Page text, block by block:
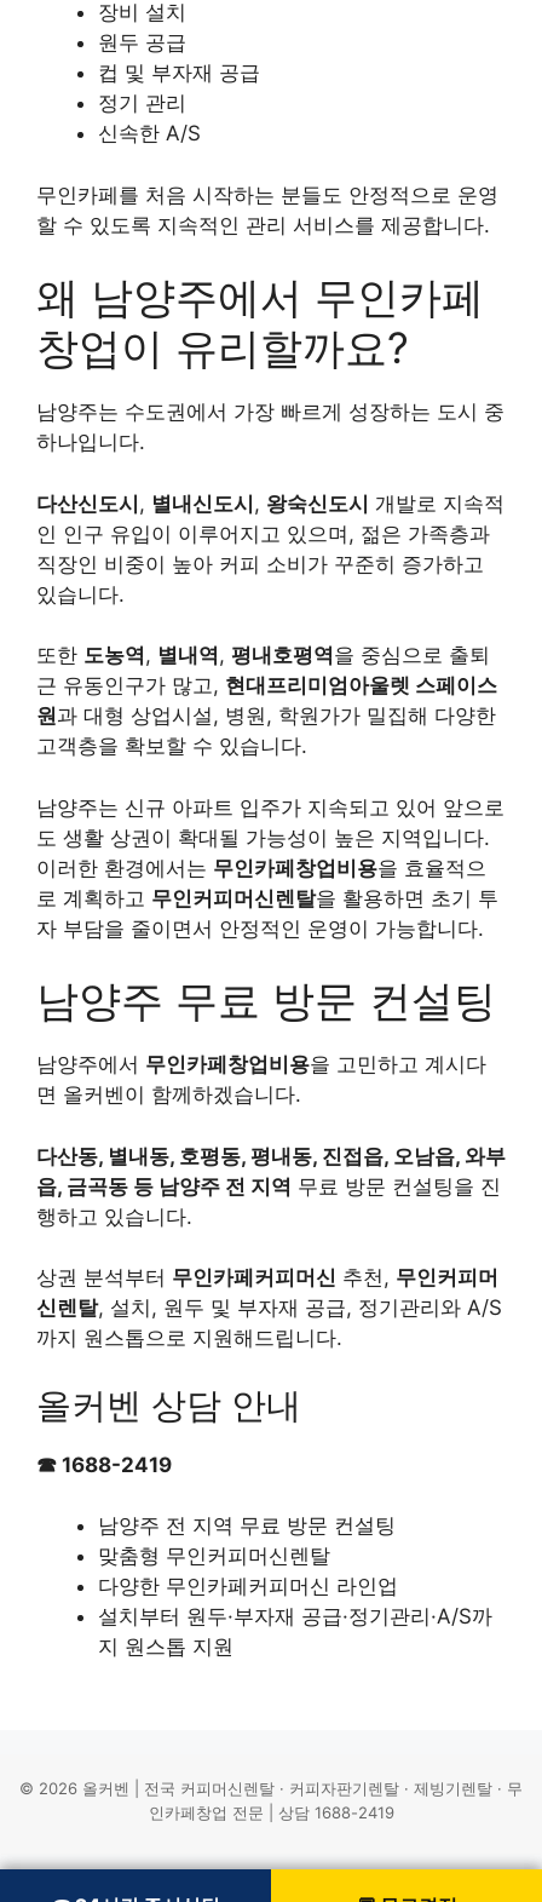
장비 설치
원두 공급
컵 및 부자재 공급
정기 관리
신속한 A/S
무인카페를 처음 시작하는 분들도 안정적으로 운영
할 수 있도록 지속적인 관리 서비스를 제공합니다.
왜 남양주에서 무인카페
창업이 유리할까요?
남양주는 수도권에서 가장 빠르게 성장하는 도시 중
하나입니다.
다산신도시, 별내신도시, 왕숙신도시 개발로 지속적
인 인구 유입이 이루어지고 있으며, 젊은 가족층과
직장인 비중이 높아 커피 소비가 꾸준히 증가하고
있습니다.
또한 도농역, 별내역, 평내호평역을 중심으로 출퇴
근 유동인구가 많고, 현대프리미엄아울렛 스페이스
원과 대형 상업시설, 병원, 학원가가 밀집해 다양한
고객층을 확보할 수 있습니다.
남양주는 신규 아파트 입주가 지속되고 있어 앞으로
도 생활 상권이 확대될 가능성이 높은 지역입니다.
이러한 환경에서는 무인카페창업비용을 효율적으
로 계획하고 무인커피머신렌탈을 활용하면 초기 투
자 부담을 줄이면서 안정적인 운영이 가능합니다.
남양주 무료 방문 컨설팅
남양주에서 무인카페창업비용을 고민하고 계시다
면 올커벤이 함께하겠습니다.
다산동, 별내동, 호평동, 평내동, 진접읍, 오남읍, 와부
읍, 금곡동 등 남양주 전 지역 무료 방문 컨설팅을 진
행하고 있습니다.
상권 분석부터 무인카페커피머신 추천, 무인커피머
신렌탈, 설치, 원두 및 부자재 공급, 정기관리와 A/S
까지 원스톱으로 지원해드립니다.
올커벤 상담 안내
☎ 1688-2419
남양주 전 지역 무료 방문 컨설팅
맞춤형 무인커피머신렌탈
다양한 무인카페커피머신 라인업
설치부터 원두·부자재 공급·정기관리·A/S까
지 원스톱 지원
© 2026 올커벤 | 전국 커피머신렌탈 · 커피자판기렌탈 · 제빙기렌탈 · 무
인카페창업 전문 | 상담 1688-2419